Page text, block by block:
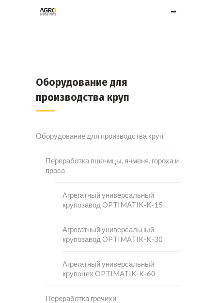
Оборудование для
производства круп
Оборудование для производства круп
Переработка пшеницы, ячменя, гороха и
проса
Агрегатный универсальный
крупозавод OPTIMATIK-K-15
Агрегатный универсальный
крупозавод OPTIMATIK-K-30
Агрегатный универсальный
крупоцех OPTIMATIK-K-60
Переработка гречихи